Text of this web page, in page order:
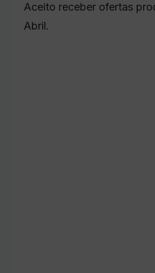
Aceito receber ofertas
Abril.